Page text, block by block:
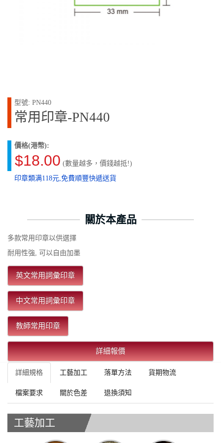
型號: PN440
常用印章-PN440
價格(港幣):
$18.00 (數量越多，價錢越抵!)
印章類满118元,免費順豐快遞送貨
關於本產品
多款常用印章以供選擇
耐用性強, 可以自由加墨
英文常用詞彙印章
中文常用詞彙印章
教師常用印章
詳細報價
詳細規格 工藝加工 落單方法 貨期物流
檔案要求 關於色差 退換須知
工藝加工